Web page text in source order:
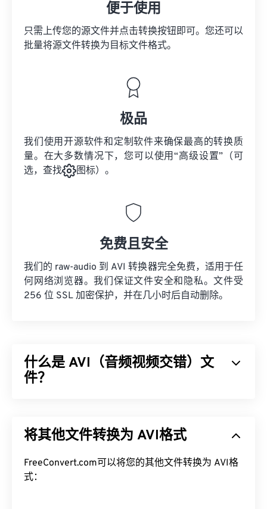
便于使用
只需上传您的源文件并点击转换按钮即可。您还可以
批量将源文件转换为目标文件格式。
极品
我们使用开源软件和定制软件来确保最高的转换质
量。在大多数情况下，您可以使用“高级设置”（可
选，查找
图标）。
免费且安全
我们的 raw-audio 到 AVI 转换器完全免费，适用于任
何网络浏览器。我们保证文件安全和隐私。文件受
256 位 SSL 加密保护，并在几小时后自动删除。
什么是 AVI（音频视频交错）文
件？
助第三方程序，AVI 可以支持章节、字幕、副标题、
如何打开 AVI 文件？
将其他文件转换为 AVI格式
FreeConvert.com可以将您的其他文件转换为 AVI格
式：